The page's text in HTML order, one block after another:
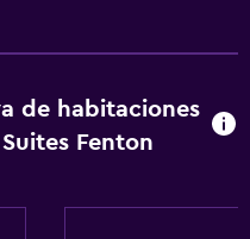
de habitaciones
Fenton